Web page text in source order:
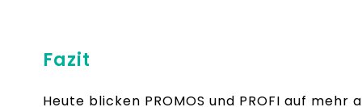
Fazit
Heute blicken PROMOS und PROFI auf